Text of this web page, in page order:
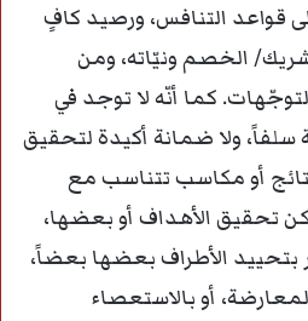
قواعد التنافس، ورصيد كافٍ
الخصم ونيّاته، ومن
كما أنّه لا توجد في
ولا ضمانة أكيدة لتحقيق
أو مكاسب تتناسب مع
تحقيق الأهداف أو بعضها،
بتحييد الأطراف بعضها بعضاً،
أو بالاستعصاء